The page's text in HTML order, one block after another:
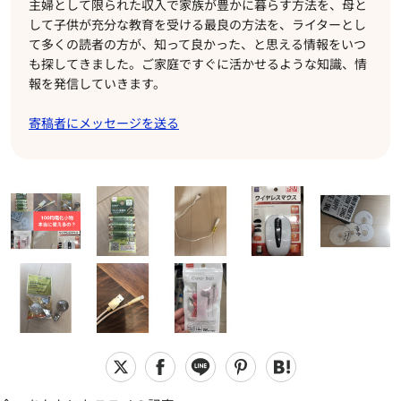
主婦として限られた収入で家族が豊かに暮らす方法を、母と
して子供が充分な教育を受ける最良の方法を、ライターとし
て多くの読者の方が、知って良かった、と思える情報をいつ
も探してきました。ご家庭ですぐに活かせるような知識、情
報を発信していきます。
寄稿者にメッセージを送る